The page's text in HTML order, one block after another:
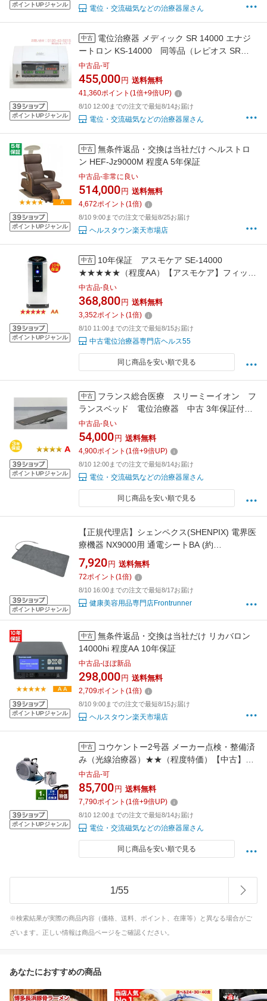
ポイントUPジャンル 電位・交流磁気などの治療器屋さん
ポイントUPジャンル
中古
電位治療器 メディック SR 14000 エナジ
ートロン KS-14000 同等品（レピオス SR
14000）【中古】3年保証 ※本体日焼けあり
※ Electric potential treatment ※リラクゼー
ションラボにて宣伝中※
中古品-可
455,000 円 送料無料
41,360ポイント (1倍+9倍UP)
8/10 12:00までの注文で最短8/14お届け
電位・交流磁気などの治療器屋さん
ポイントUPジャンル
中古
無条件返品・交換は当社だけ ヘルストロ
ン HEF-Jz9000M 程度A 5年保証
中古品-非常に良い
514,000 円 送料無料
4,672ポイント (1倍)
8/10 9:00までの注文で最短8/25お届け
ヘルスタウン楽天市場店
ポイントUPジャンル
中古
10年保証 アスモケア SE-14000
★★★★★（程度AA）【アスモケア】フィット
ラボ株式会社 SE-14000 中古
中古品-良い
368,800 円 送料無料
3,352ポイント (1倍)
8/10 11:00までの注文で最短8/15お届け
中古電位治療器専門店ヘルス55
同じ商品を安い順で見る
ポイントUPジャンル
中古
フランス総合医療 スリーミーイオン フ
ランスベッド 電位治療器 中古 3年保証付
き 送料無料※スリーミー2122とスリーミーロ
ーラーお使いの方にもオススメです！※合皮の
ため皺が寄ることがあります※
中古品-良い
54,000 円 送料無料
4,900ポイント (1倍+9倍UP)
8/10 12:00までの注文で最短8/14お届け
電位・交流磁気などの治療器屋さん
同じ商品を安い順で見る
ポイントUPジャンル
【正規代理店】シェンペクス(SHENPIX) 電界医
療機器 NX9000用 通電シートBA (約
60cm×28cm) (10050100)
7,920 円 送料無料
72ポイント (1倍)
8/10 16:00までの注文で最短8/17お届け
健康美容用品専門店Frontrunner
ポイントUPジャンル
中古
無条件返品・交換は当社だけ リカバロン
14000hi 程度AA 10年保証
中古品-ほぼ新品
298,000 円 送料無料
2,709ポイント (1倍)
8/10 9:00までの注文で最短8/15お届け
ヘルスタウン楽天市場店
ポイントUPジャンル
中古
コウケントー2号器 メーカー点検・整備済
み（光線治療器）★★（程度特価）【中古】
【送料無料】アーク光線治療器（家庭用光線治
療器）家庭用炭素弧光灯治療器
中古品-可
85,700 円 送料無料
7,790ポイント (1倍+9倍UP)
8/10 12:00までの注文で最短8/14お届け
電位・交流磁気などの治療器屋さん
同じ商品を安い順で見る
1/55
※検索結果が実際の商品内容（価格、送料、ポイント、在庫等）と異なる場合がご
ざいます。正しい情報は商品ページをご確認ください。
あなたにおすすめの商品